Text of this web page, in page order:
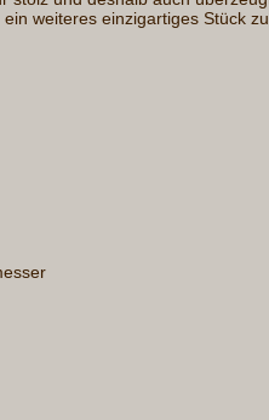
weiteres einzigartiges Stück zu